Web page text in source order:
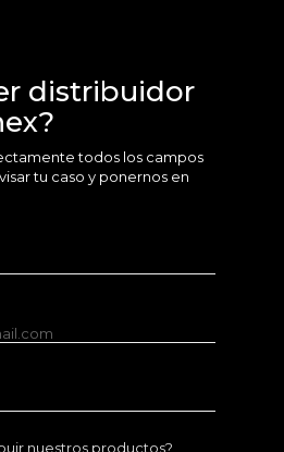
distribuidor
todos los campos
tu caso y ponernos en
nuestros productos?